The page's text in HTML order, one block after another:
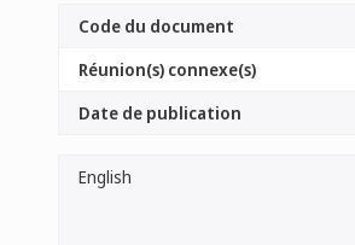
Code du document
Réunion(s) connexe(s)
Date de publication
English